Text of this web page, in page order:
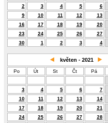
2
3 4 5 6
9
10 11 12 13
16
17 18 19 20
23
24 25 26 27
30
1 2 3 4
květen - 2021
Po Út St Čt Pá
3
4 5 6 7
10
11 12 13 14
17
18 19 20 21
24
25 26 27 28